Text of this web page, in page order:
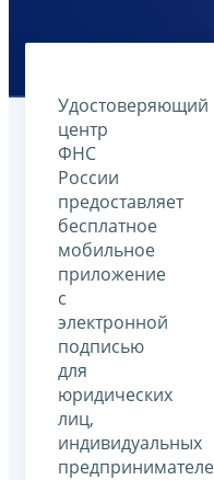
Удостоверяющий
центр
ФНС
России
предоставляет
бесплатное
мобильное
приложение
с
электронной
подписью
для
юридических
лиц,
индивидуальных